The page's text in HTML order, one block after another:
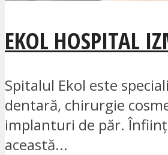
EKOL HOSPITAL
Spitalul Ekol este
dentară, chirurgie
implanturi de păr.
această...